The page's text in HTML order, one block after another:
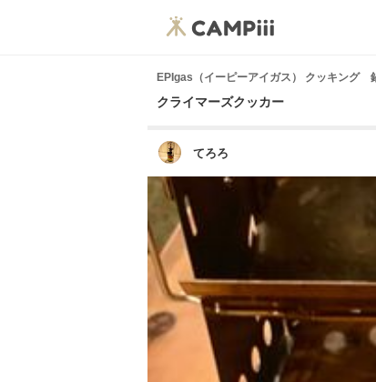
EPIgas（イーピーアイガス） クッキング
クライマーズクッカー
てろろ